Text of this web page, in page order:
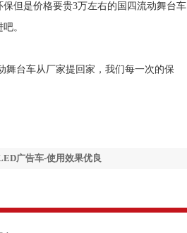
但是价格要贵3万左右的国四流动舞台车
。
台车从厂家提回家，我们每一次的保
广告车-使用效果优良